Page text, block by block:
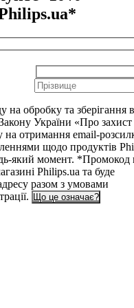
на обробку та зберігання
України «Про захист
на отримання email-
щодо продуктів
який момент. *Промокод
Philips.ua та буде
разом з умовами
Що це означає?